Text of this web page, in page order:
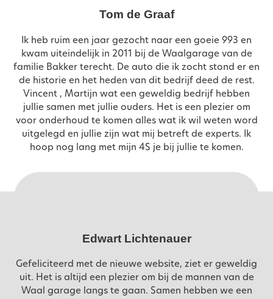
Tom de Graaf
Ik heb ruim een jaar gezocht naar een goeie 993 en
kwam uiteindelijk in 2011 bij de Waalgarage van de
familie Bakker terecht. De auto die ik zocht stond er en
de historie en het heden van dit bedrijf deed de rest.
Vincent , Martijn wat een geweldig bedrijf hebben
jullie samen met jullie ouders. Het is een plezier om
voor onderhoud te komen alles wat ik wil weten word
uitgelegd en jullie zijn wat mij betreft de experts. Ik
hoop nog lang met mijn 4S je bij jullie te komen.
Edwart Lichtenauer
Gefeliciteerd met de nieuwe website, ziet er geweldig
uit. Het is altijd een plezier om bij de mannen van de
Waal garage langs te gaan. Samen hebben we een